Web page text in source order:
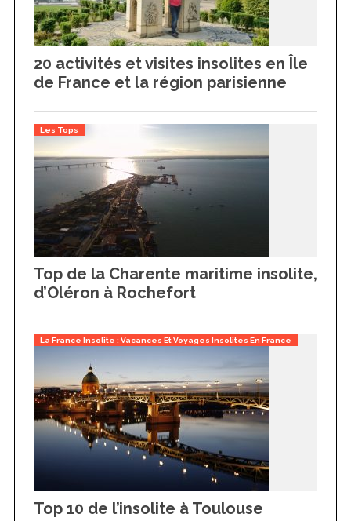
20 activités et visites insolites en Île
de France et la région parisienne
Les Tops
Top de la Charente maritime insolite,
d’Oléron à Rochefort
La France Insolite : Vacances Et Voyages Insolites En France
Top 10 de l’insolite à Toulouse